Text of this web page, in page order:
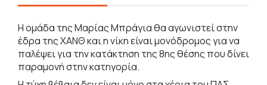
Η ομάδα της Μαρίας Μπράγια θα αγωνιστεί στην
έδρα της ΧΑΝΘ και η νίκη είναι μονόδρομος για να
παλέψει για την κατάκτηση της 8ης θέσης που δίνει
παραμονή στην κατηγορία.